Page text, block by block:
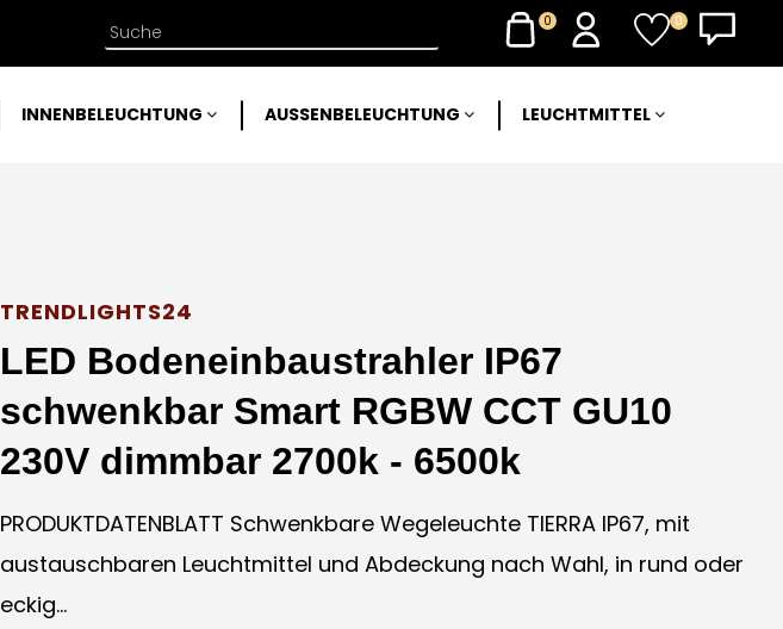
0 0
INNENBELEUCHTUNG AUSSENBELEUCHTUNG LEUCHTMITTEL
TRENDLIGHTS24
LED Bodeneinbaustrahler IP67
schwenkbar Smart RGBW CCT GU10
230V dimmbar 2700k - 6500k
PRODUKTDATENBLATT Schwenkbare Wegeleuchte TIERRA IP67, mit
austauschbaren Leuchtmittel und Abdeckung nach Wahl, in rund oder
eckig...